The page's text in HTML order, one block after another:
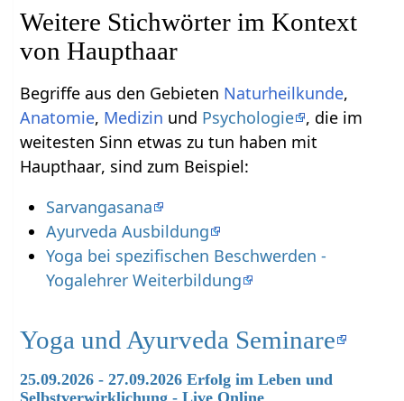
Weitere Stichwörter im Kontext
Begriffe aus den Gebieten Naturheilkunde,
Anatomie, Medizin und Psychologie , die im
weitesten Sinn etwas zu tun haben mit
Haupthaar‏‎, sind zum Beispiel:
Sarvangasana
Ayurveda Ausbildung
Yoga bei spezifischen Beschwerden -
Yogalehrer Weiterbildung
Yoga und Ayurveda Seminare
25.09.2026 - 27.09.2026 Erfolg im Leben und
Selbstverwirklichung - Live Online